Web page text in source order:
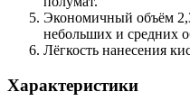
Экономичный объём
небольших и средних
Лёгкость нанесения
Характеристики